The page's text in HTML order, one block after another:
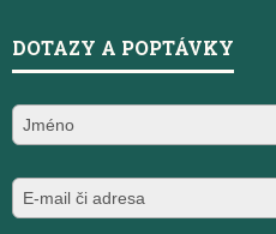
DOTAZY A POPTÁVKY